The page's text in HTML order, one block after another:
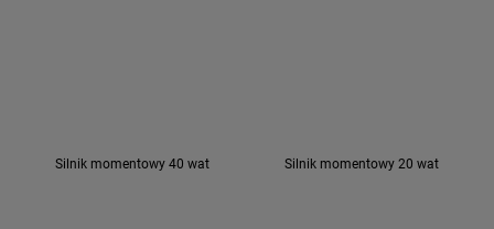
Silnik momentowy 40 wat Silnik momentowy 20 wat